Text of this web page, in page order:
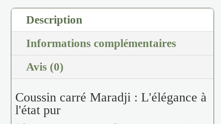
Description
Informations complémentaires
Avis (0)
Coussin carré Maradji : L'élégance à
l'état pur